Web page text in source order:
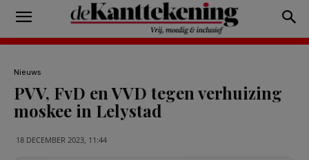
Nieuws
PVV, FvD en VVD tegen verhuizing
moskee in Lelystad
18 DECEMBER 2023, 11:44